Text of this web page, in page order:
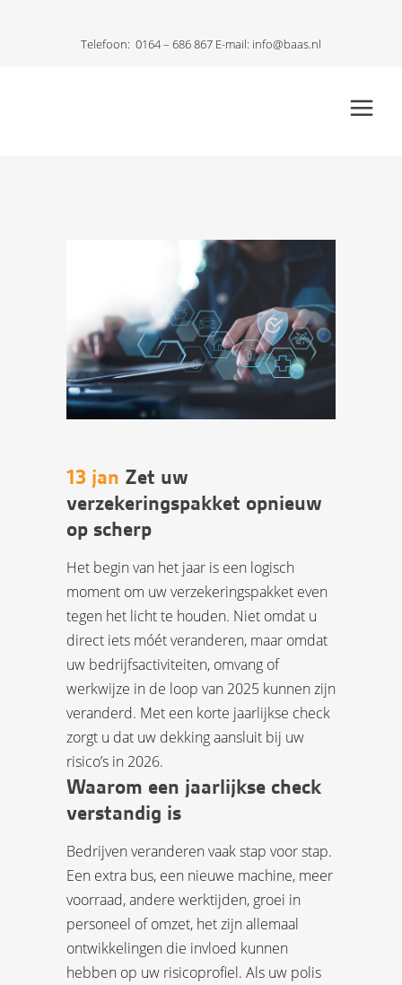
Telefoon: 0164 – 686 867 E-mail: info@baas.nl
13 jan Zet uw
verzekeringspakket opnieuw
op scherp
Het begin van het jaar is een logisch
moment om uw verzekeringspakket even
tegen het licht te houden. Niet omdat u
direct iets móét veranderen, maar omdat
uw bedrijfsactiviteiten, omvang of
werkwijze in de loop van 2025 kunnen zijn
veranderd. Met een korte jaarlijkse check
zorgt u dat uw dekking aansluit bij uw
risico’s in 2026.
Waarom een jaarlijkse check
verstandig is
Bedrijven veranderen vaak stap voor stap.
Een extra bus, een nieuwe machine, meer
voorraad, andere werktijden, groei in
personeel of omzet, het zijn allemaal
ontwikkelingen die invloed kunnen
hebben op uw risicoprofiel. Als uw polis